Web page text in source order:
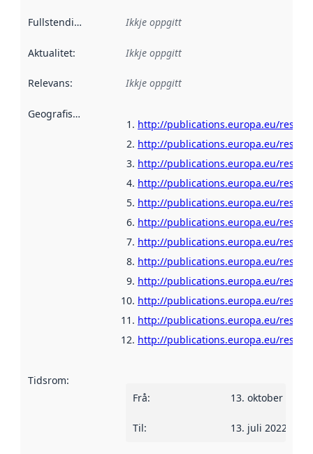
Fullstendigheit Ikkje oppgitt
Aktualitet: Ikkje oppgitt
Relevans: Ikkje oppgitt
Geografisk område
http://publications.europa.eu/
http://publications.europa.eu/
http://publications.europa.eu/
http://publications.europa.eu/
http://publications.europa.eu/
http://publications.europa.eu/
http://publications.europa.eu/
http://publications.europa.eu/
http://publications.europa.eu/
http://publications.europa.eu/
http://publications.europa.eu/
http://publications.europa.eu/
Tidsrom:
Frå: 13. oktober 2021
Til: 13. juli 2022